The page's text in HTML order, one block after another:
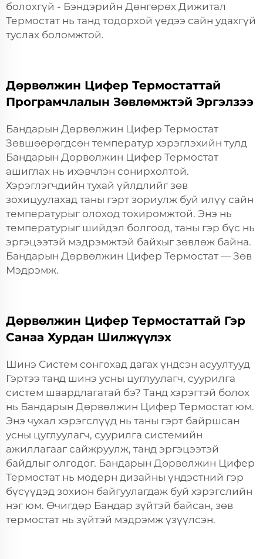
болохгүй - Бэндэрийн Дөнгөрөх Дижитал
Термостат нь танд тодорхой үедээ сайн удахгүй
туслах боломжтой.
Дөрвөлжин Цифер Термостаттай
Програмчлалын Зөвлөмжтэй Эргэлзээ
Бандарын Дөрвөлжин Цифер Термостат
Зөвшөөрөгдсөн температур хэрэглэхийн тулд
Бандарын Дөрвөлжин Цифер Термостат
ашиглах нь ихэвчлэн сонирхолтой.
Хэрэглэгчдийн тухай үйлдлийг зөв
зохицуулахад таны гэрт зориулж буй илүү сайн
температурыг олоход тохиромжтой. Энэ нь
температурыг шийдэл болгоод, таны гэр бүс нь
эргэцээтэй мэдрэмжтэй байхыг зөвлөж байна.
Бандарын Дөрвөлжин Цифер Термостат — Зөв
Мэдрэмж.
Дөрвөлжин Цифер Термостаттай Гэр
Санаа Хурдан Шилжүүлэх
Шинэ Систем сонгохад дагах үндсэн асуултууд
Гэртээ танд шинэ усны цуглуулагч, суурилга
систем шаардлагатай бэ? Танд хэрэгтэй болох
нь Бандарын Дөрвөлжин Цифер Термостат юм.
Энэ чухал хэрэгслүүд нь таны гэрт байршсан
усны цуглуулагч, суурилга системийн
ажиллагааг сайжруулж, танд эргэцээтэй
байдлыг олгодог. Бандарын Дөрвөлжин Цифер
Термостат нь модерн дизайны үндэстний гэр
бүсүүдэд зохион байгуулагдаж буй хэрэгслийн
нэг юм. Өчигдөр Бандар зүйтэй байсан, зөв
термостат нь зүйтэй мэдрэмж үзүүлсэн.